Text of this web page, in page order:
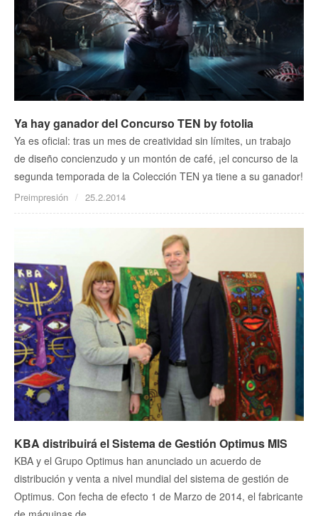
Ya hay ganador del Concurso TEN by fotolia
Ya es oficial: tras un mes de creatividad sin límites, un trabajo
de diseño concienzudo y un montón de café, ¡el concurso de la
segunda temporada de la Colección TEN ya tiene a su ganador!
Preimpresión 25.2.2014
KBA distribuirá el Sistema de Gestión Optimus MIS
KBA y el Grupo Optimus han anunciado un acuerdo de
distribución y venta a nivel mundial del sistema de gestión de
Optimus. Con fecha de efecto 1 de Marzo de 2014, el fabricante